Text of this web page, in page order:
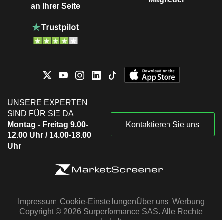
an Ihrer Seite
UNSERE EXPERTEN
SIND FÜR SIE DA
Montag - Freitag 9.00-
12.00 Uhr / 14.00-18.00
Uhr
Kontaktieren Sie uns
Impressum Cookie-EinstellungenÜber uns Werbung
Copyright © 2026 Surperformance SAS. Alle Rechte